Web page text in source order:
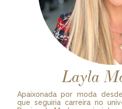
Layla
Apaixonada por moda
que seguiria carreira no